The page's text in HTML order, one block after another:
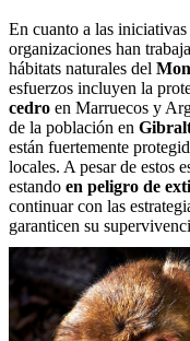
En cuanto a las iniciativas
organizaciones han
hábitats naturales del
esfuerzos incluyen la
cedro en Marruecos y
de la población en
están fuertemente
locales. A pesar de estos
estando en peligro de
continuar con las
garanticen su